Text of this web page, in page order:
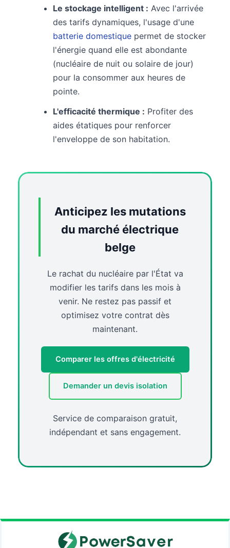
Le stockage intelligent : Avec l'arrivée
des tarifs dynamiques, l'usage d'une
batterie domestique permet de stocker
l'énergie quand elle est abondante
(nucléaire de nuit ou solaire de jour)
pour la consommer aux heures de
pointe.
L'efficacité thermique : Profiter des
aides étatiques pour renforcer
l'enveloppe de son habitation.
Anticipez les mutations
du marché électrique
belge
Le rachat du nucléaire par l'État va
modifier les tarifs dans les mois à
venir. Ne restez pas passif et
optimisez votre contrat dès
maintenant.
Comparer les offres d'électricité
Demander un devis isolation
Service de comparaison gratuit,
indépendant et sans engagement.